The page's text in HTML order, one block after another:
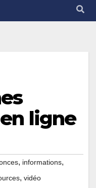
ligne
, informations,
, vidéo